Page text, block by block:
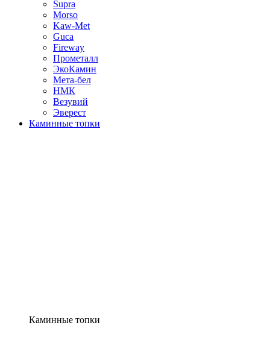
Supra
Morso
Kaw-Met
Guca
Fireway
Прометалл
ЭкоКамин
Мета-бел
НМК
Везувий
Эверест
Каминные топки
Каминные топки